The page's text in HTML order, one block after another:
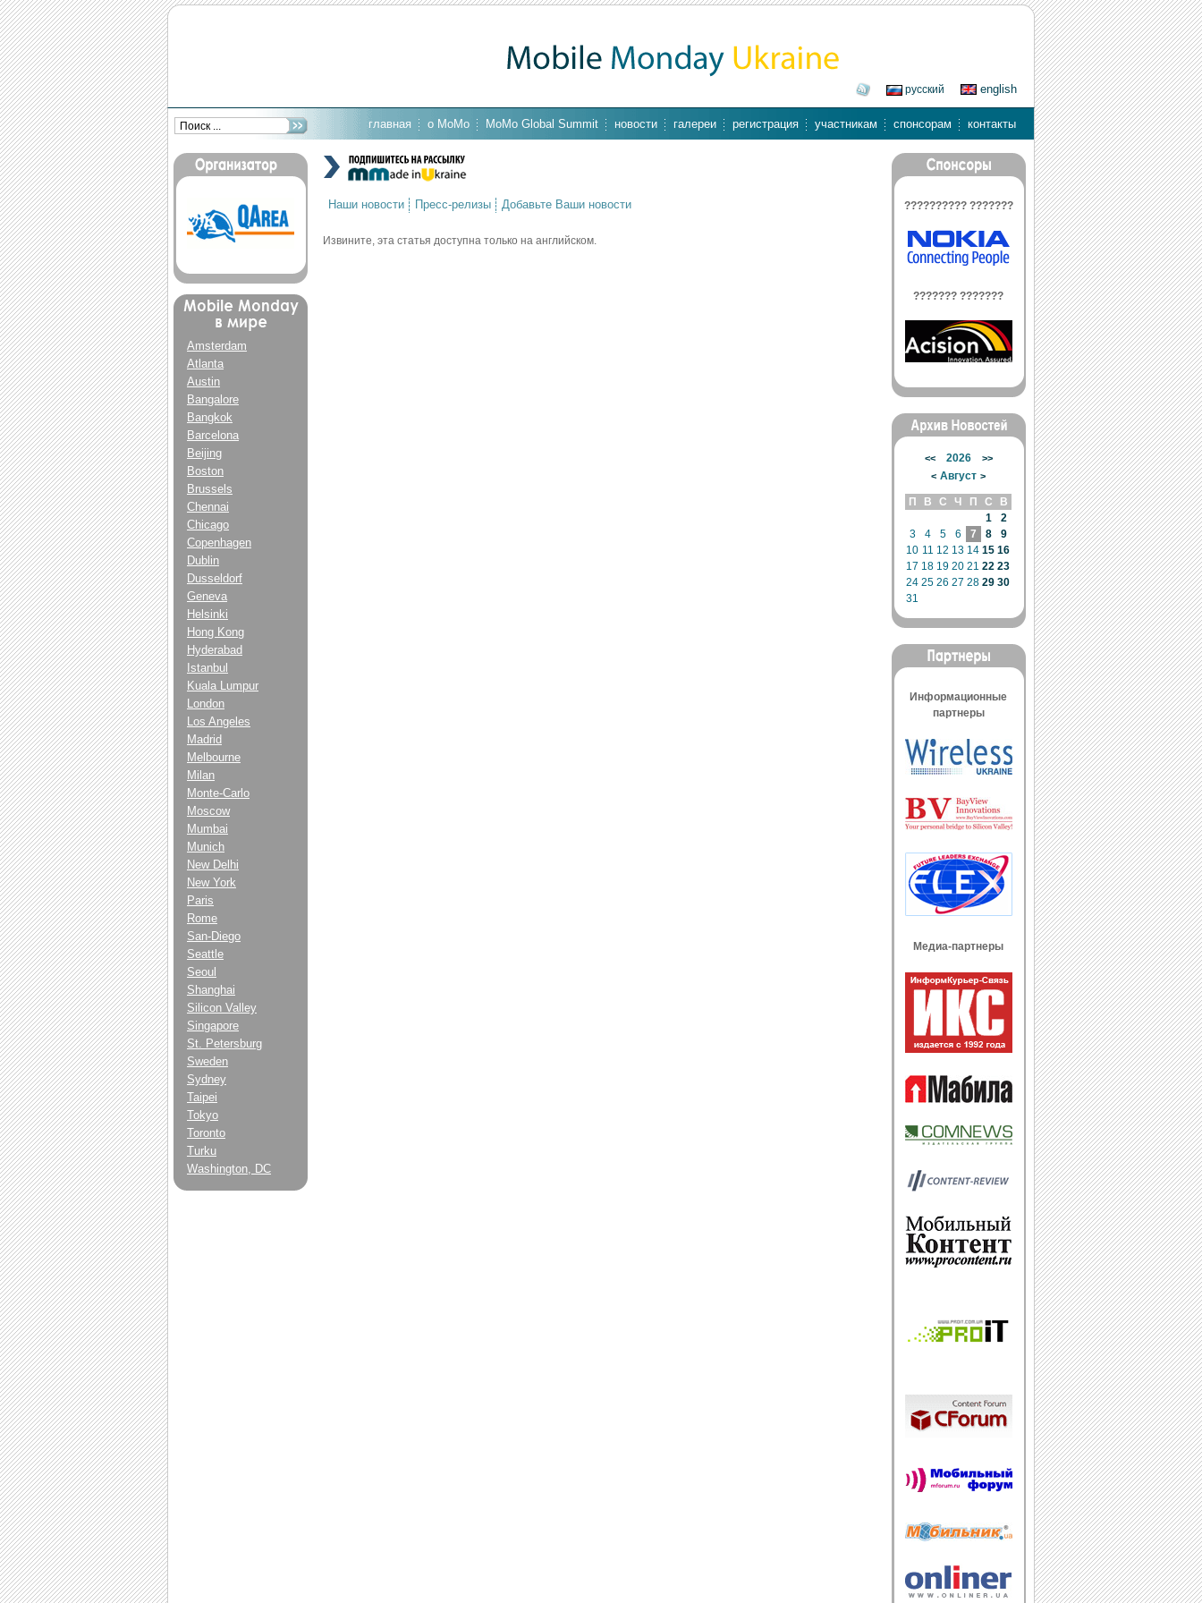
русский english
главная о MoMo MoMo Global Summit новости галереи регистрация участникам спонсорам контакты
Amsterdam
Atlanta
Austin
Bangalore
Bangkok
Barcelona
Beijing
Boston
Brussels
Chennai
Chicago
Copenhagen
Dublin
Dusseldorf
Geneva
Helsinki
Hong Kong
Hyderabad
Istanbul
Kuala Lumpur
London
Los Angeles
Madrid
Melbourne
Milan
Monte-Carlo
Moscow
Mumbai
Munich
New Delhi
New York
Paris
Rome
San-Diego
Seattle
Seoul
Shanghai
Silicon Valley
Singapore
St. Petersburg
Sweden
Sydney
Taipei
Tokyo
Toronto
Turku
Washington, DC
Наши новости Пресс-релизы Добавьте Ваши новости
Извините, эта статья доступна только на английском.
?????????? ???????
??????? ???????
<< 2026
>>
< Август >
П В С Ч П С
В
1
2
3
4 5 6 7 8
9
10 11 12 13 14 15 16
17 18 19 20 21 22 23
24 25 26 27 28 29 30
31
Информационные
партнеры
Медиа-партнеры